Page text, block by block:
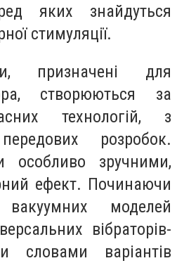
яких знайдуться
стимуляції.
призначені для
створюються за
технологій, з
розробок.
особливо зручними,
ефект. Починаючи
моделей
вібраторів-
словами варіантів